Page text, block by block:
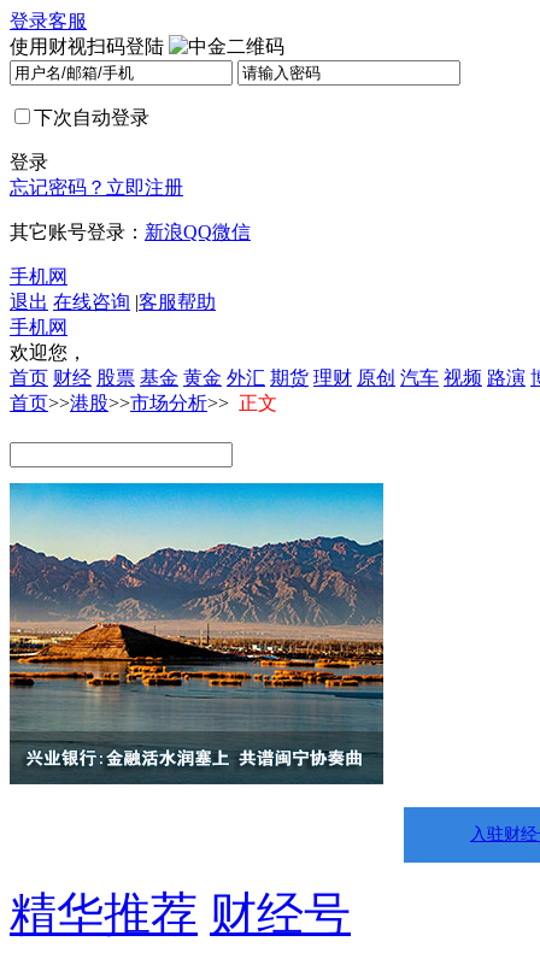
登录客服
使用财视扫码登陆
下次自动登录
登录
忘记密码？ 立即注册
其它账号登录： 新浪QQ微信
手机网
退出 在线咨询 |客服帮助
手机网
欢迎您，
首页 财经 股票 基金 黄金 外汇 期货 理财 原创 汽车 视频 路演
首页>>港股>>市场分析>> 正文
入驻财
精华推荐 财经号